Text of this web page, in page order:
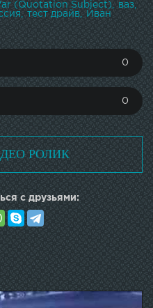
(Quotation Subject)
ваз
тест драйв
Иван
0
0
РОЛИК
с друзьями: